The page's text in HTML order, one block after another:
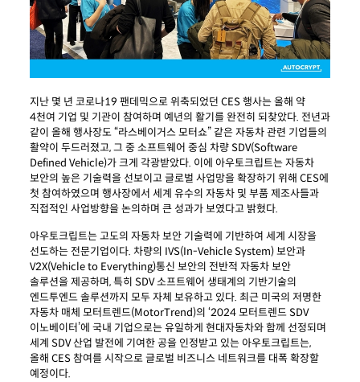
지난 몇 년 코로나19 팬데믹으로 위축되었던 CES 행사는 올해 약
4천여 기업 및 기관이 참여하며 예년의 활기를 완전히 되찾았다. 전년과
같이 올해 행사장도 “라스베이거스 모터쇼” 같은 자동차 관련 기업들의
활약이 두드러졌고, 그 중 소프트웨어 중심 차량 SDV(Software
Defined Vehicle)가 크게 각광받았다. 이에 아우토크립트는 자동차
보안의 높은 기술력을 선보이고 글로벌 사업망을 확장하기 위해 CES에
첫 참여하였으며 행사장에서 세계 유수의 자동차 및 부품 제조사들과
직접적인 사업방향을 논의하며 큰 성과가 보였다고 밝혔다.
아우토크립트는 고도의 자동차 보안 기술력에 기반하여 세계 시장을
선도하는 전문기업이다. 차량의 IVS(In-Vehicle System) 보안과
V2X(Vehicle to Everything)통신 보안의 전반적 자동차 보안
솔루션을 제공하며, 특히 SDV 소프트웨어 생태계의 기반기술의
엔드투엔드 솔루션까지 모두 자체 보유하고 있다. 최근 미국의 저명한
자동차 매체 모터트렌드(MotorTrend)의 ‘2024 모터트렌드 SDV
이노베이터’에 국내 기업으로는 유일하게 현대자동차와 함께 선정되며
세계 SDV 산업 발전에 기여한 공을 인정받고 있는 아우토크립트는,
올해 CES 참여를 시작으로 글로벌 비즈니스 네트워크를 대폭 확장할
예정이다.